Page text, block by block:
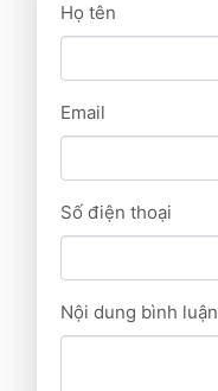
Họ tên
Email
Số điện thoại
Nội dung bình luận